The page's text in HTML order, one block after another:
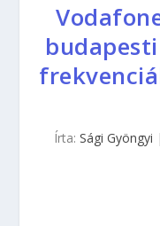
Írta: Sági Gyöngyi